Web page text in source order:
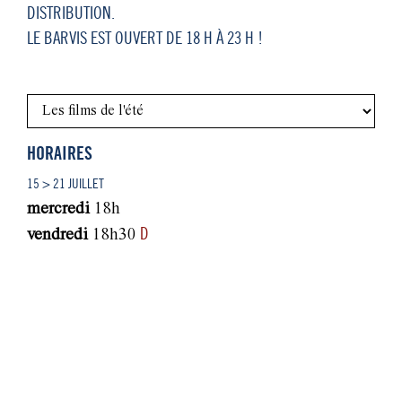
DISTRIBUTION.
LE BARVIS EST OUVERT DE 18 H À 23 H !
HORAIRES
15 > 21 JUILLET
mercredi18h
vendredi 18h30 D